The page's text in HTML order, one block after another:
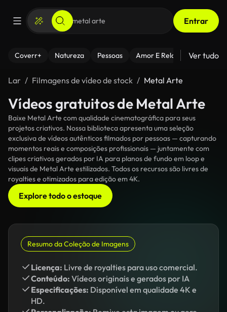
Entrar
Coverr+ Natureza Pessoas Amor E Relacionamentos
Ver tudo
Lar Filmagens de vídeo de stock Metal Arte
Vídeos gratuitos de Metal Arte
Baixe Metal Arte com qualidade cinematográfica para seus
projetos criativos. Nossa biblioteca apresenta uma seleção
exclusiva de vídeos autênticos filmados por pessoas — capturando
momentos reais e composições profissionais — juntamente com
clipes criativos gerados por IA para planos de fundo em loop e
visuais de Metal Arte estilizados. Todos os recursos são livres de
royalties e otimizados para edição em 4K.
Explore todo o estoque
Resumo da Coleção de Imagens
Licença: Livre de royalties para uso comercial.
Conteúdo: Vídeos originais e gerados por IA
Especificações: Disponível em qualidade 4K e
HD.